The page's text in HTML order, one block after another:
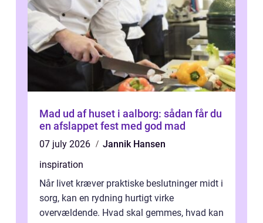
Mad ud af huset i aalborg: sådan får du
en afslappet fest med god mad
07 july 2026
Jannik Hansen
inspiration
Når livet kræver praktiske beslutninger midt i
sorg, kan en rydning hurtigt virke
overvældende. Hvad skal gemmes, hvad kan